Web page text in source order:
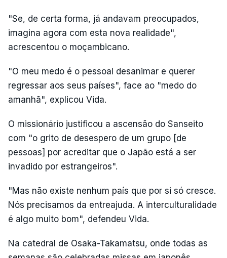
"Se, de certa forma, já andavam preocupados,
imagina agora com esta nova realidade",
acrescentou o moçambicano.
"O meu medo é o pessoal desanimar e querer
regressar aos seus países", face ao "medo do
amanhã", explicou Vida.
O missionário justificou a ascensão do Sanseito
com "o grito de desespero de um grupo [de
pessoas] por acreditar que o Japão está a ser
invadido por estrangeiros".
"Mas não existe nenhum país que por si só cresce.
Nós precisamos da entreajuda. A interculturalidade
é algo muito bom", defendeu Vida.
Na catedral de Osaka-Takamatsu, onde todas as